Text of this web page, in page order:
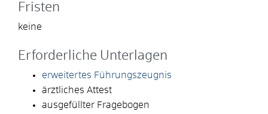
Fristen
keine
Erforderliche Unterlagen
erweitertes Führungszeugnis
ärztliches Attest
ausgefüllter Fragebogen